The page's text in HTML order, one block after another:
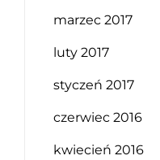
marzec 2017
luty 2017
styczeń 2017
czerwiec 2016
kwiecień 2016